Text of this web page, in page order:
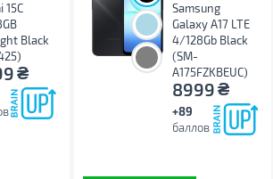
15C
Black
₴
Samsung
Galaxy A17 LTE
4/128Gb Black
(SM-
A175FZKBEUC)
8999₴
+89
баллов